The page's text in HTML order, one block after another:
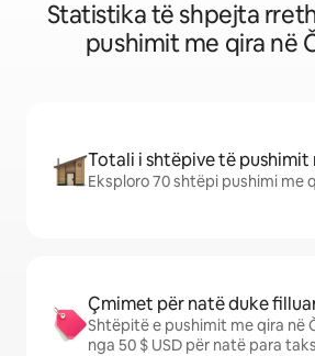
Statistika të shpejta
pushimit me qira në
Totali i shtëpive të pushimit
Eksploro 70 shtëpi pushimi me
Çmimet për natë duke
Shtëpitë e pushimit me qira në
nga 50 $ USD për natë para